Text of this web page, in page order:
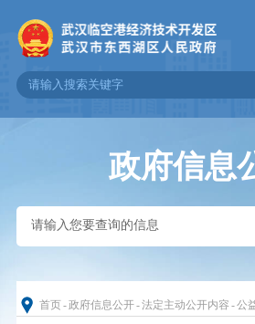
政府信息
首页-政府信息公开-法定主动公开内容 -公